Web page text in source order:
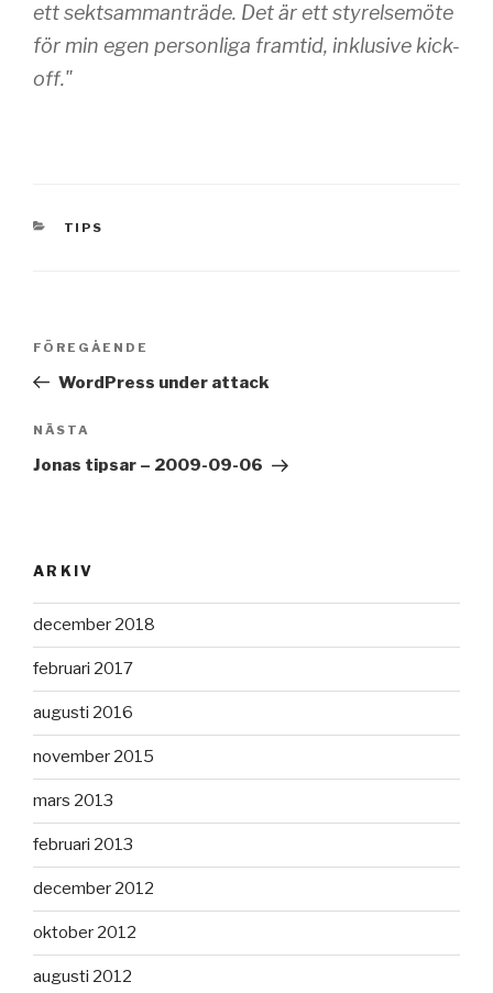
ett sektsammanträde. Det är ett styrelsemöte
för min egen personliga framtid, inklusive kick-
off."
KATEGORIER
TIPS
Inläggsnavigering
Föregående
inlägg
FÖREGÅENDE
WordPress under attack
Nästa
inlägg
NÄSTA
Jonas tipsar – 2009-09-06
ARKIV
december 2018
februari 2017
augusti 2016
november 2015
mars 2013
februari 2013
december 2012
oktober 2012
augusti 2012